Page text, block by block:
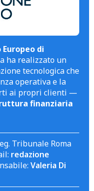
Europeo di
ha realizzato un
tecnologica che
operativa e la
ai propri clienti —
finanziaria
Tribunale Roma
redazione
Valeria Di